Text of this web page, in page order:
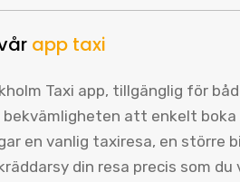
app taxi
Taxi app, tillgänglig för
att enkelt boka
en vanlig taxiresa, en större
din resa precis som